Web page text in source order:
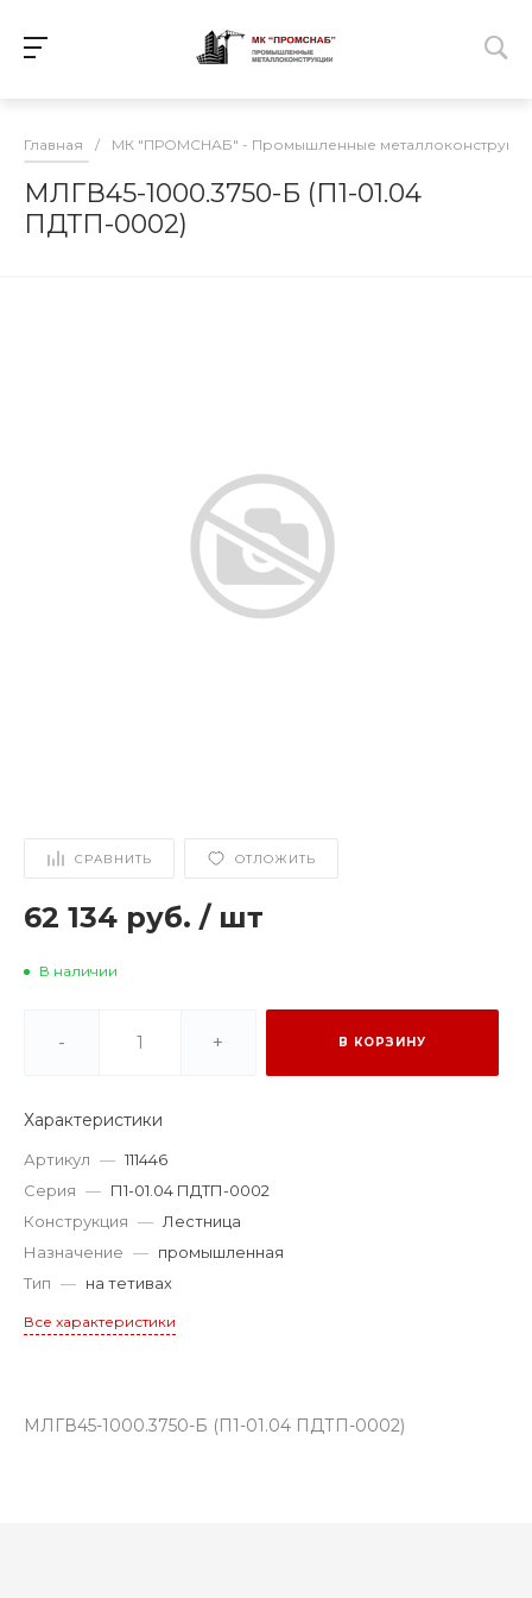
Главная / МК "ПРОМСНАБ" - Промышленные
МЛГВ45-1000.3750-Б (П1-01.04
ПДТП-0002)
СРАВНИТЬ ОТЛОЖИТЬ
62 134 руб. / шт
В наличии
- + В КОРЗИНУ
Характеристики
Артикул — 111446
Серия — П1-01.04 ПДТП-0002
Конструкция — Лестница
Назначение — промышленная
Тип — на тетивах
Все характеристики
МЛГВ45-1000.3750-Б (П1-01.04 ПДТП-0002)